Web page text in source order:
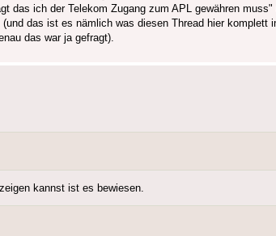
das ich der Telekom Zugang zum APL gewähren
das ist es nämlich was diesen Thread hier
das war ja gefragt).
kannst ist es bewiesen.